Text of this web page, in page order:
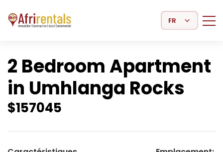
Select Language
2 Bedroom Apartment
in Umhlanga Rocks
$157045